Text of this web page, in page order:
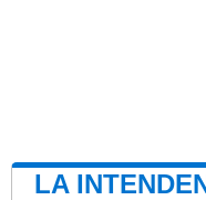
LA